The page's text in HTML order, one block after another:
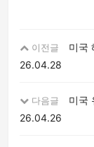
이전글
미국
26.04.28
다음글
미국
26.04.26